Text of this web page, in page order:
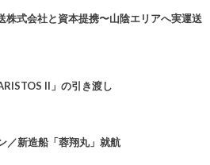
式会社と資本提携〜山陰エリアへ実運送
II」の引き渡し
／新造船「蓉翔丸」就航